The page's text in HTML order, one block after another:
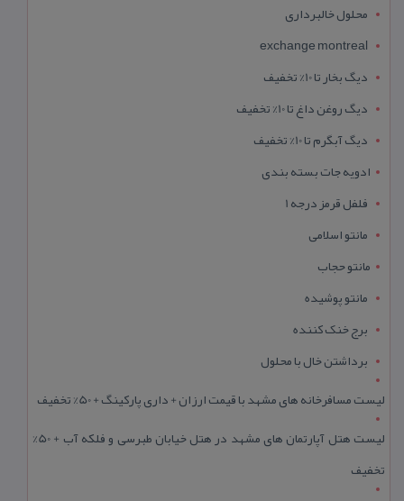
محلول خالبرداری
exchange montreal
دیگ بخار تا 10% تخفیف
دیگ روغن داغ تا 10% تخفیف
دیگ آبگرم تا 10% تخفیف
ادویه جات بسته بندی
فلفل قرمز درجه 1
مانتو اسلامی
مانتو حجاب
مانتو پوشیده
برج خنک کننده
برداشتن خال با محلول
لیست مسافرخانه های مشهد با قیمت ارزان + داری پارکینگ + 50% تخفیف
لیست هتل آپارتمان های مشهد در هتل خیابان طبرسی و فلکه آب + 50%
تخفیف